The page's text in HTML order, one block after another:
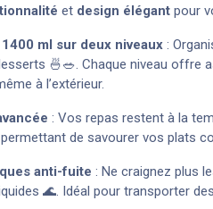
et design élégant pour
ml sur deux niveaux :
🍜🥗. Chaque niveau offre
à l’extérieur.
: Vos repas restent à la
de savourer vos plats
anti-fuite : Ne craignez plus
🌊. Idéal pour transporter